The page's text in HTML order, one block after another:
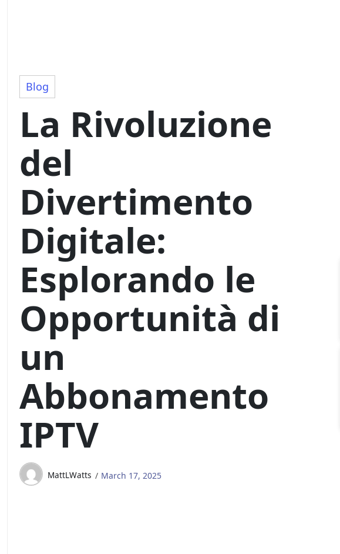
Blog
La Rivoluzione
del
Divertimento
Digitale:
Esplorando le
Opportunità di
un
Abbonamento
IPTV
MattLWatts March 17, 2025